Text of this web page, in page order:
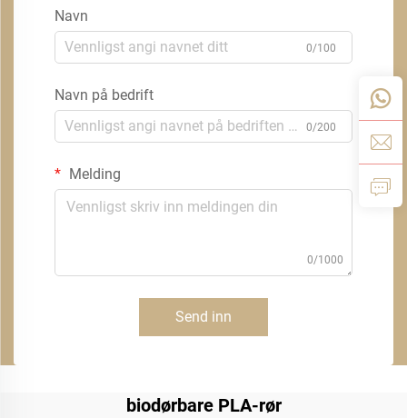
Navn
0/100
Navn på bedrift
0/200
Melding
0/1000
Send inn
biodørbare PLA-rør